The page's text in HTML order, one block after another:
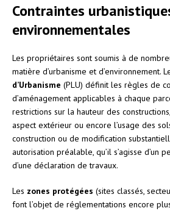
Contraintes
environnementales
Les propriétaires sont soumis à de
matière d’urbanisme et d’environnement.
d’Urbanisme (PLU) définit les règles de
d’aménagement applicables à chaque
restrictions sur la hauteur des
aspect extérieur ou encore l’usage des
construction ou de modification
autorisation préalable, qu’il s’agisse d’un
d’une déclaration de travaux.
Les zones protégées (sites classés,
font l’objet de réglementations encore